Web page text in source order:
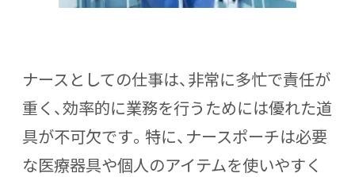
ナースとしての仕事は、非常に多忙で責任が
重く、効率的に業務を行うためには優れた道
具が不可欠です。特に、ナースポーチは必要
な医療器具や個人のアイテムを使いやすく